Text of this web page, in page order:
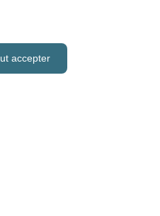
accepter